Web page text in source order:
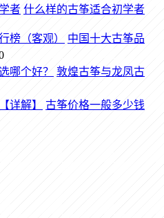
什么样的古筝适合初学者
中国十大古筝品
敦煌古筝与龙凤古
古筝价格一般多少钱